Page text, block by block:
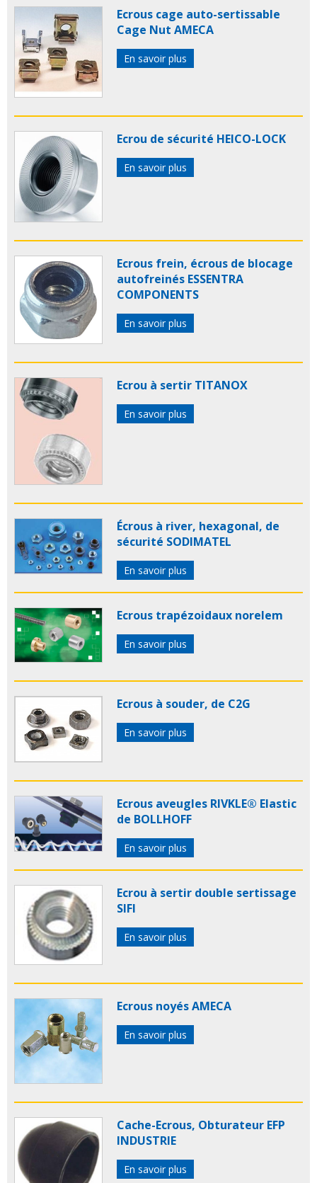
Ecrous cage auto-sertissable
Cage Nut AMECA
En savoir plus
Ecrou de sécurité HEICO-LOCK
En savoir plus
Ecrous frein, écrous de blocage
autofreinés ESSENTRA
COMPONENTS
En savoir plus
Ecrou à sertir TITANOX
En savoir plus
Écrous à river, hexagonal, de
sécurité SODIMATEL
En savoir plus
Ecrous trapézoidaux norelem
En savoir plus
Ecrous à souder, de C2G
En savoir plus
Ecrous aveugles RIVKLE® Elastic
de BOLLHOFF
En savoir plus
Ecrou à sertir double sertissage
SIFI
En savoir plus
Ecrous noyés AMECA
En savoir plus
Cache-Ecrous, Obturateur EFP
INDUSTRIE
En savoir plus